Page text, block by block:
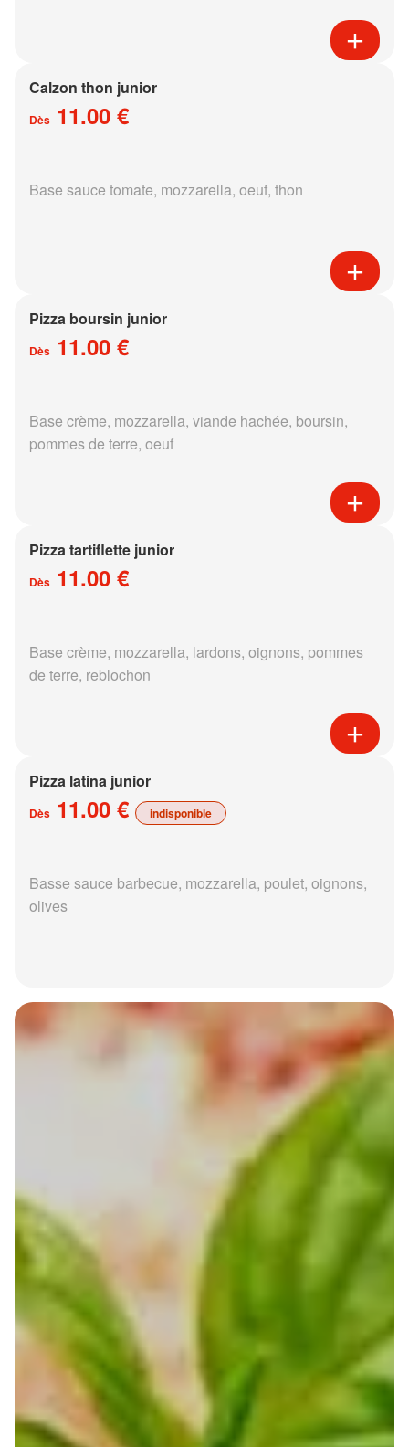
Calzon thon junior
Dès 11.00 €
Base sauce tomate, mozzarella, oeuf, thon
Pizza boursin junior
Dès 11.00 €
Base crème, mozzarella, viande hachée, boursin,
pommes de terre, oeuf
Pizza tartiflette junior
Dès 11.00 €
Base crème, mozzarella, lardons, oignons, pommes
de terre, reblochon
Pizza latina junior
Dès 11.00 € indisponible
Basse sauce barbecue, mozzarella, poulet, oignons,
olives